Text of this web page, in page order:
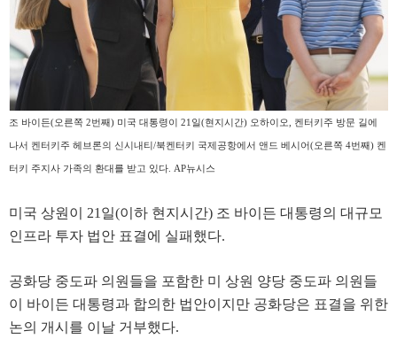
조 바이든(오른쪽 2번째) 미국 대통령이 21일(현지시간) 오하이오, 켄터키주 방문 길에
나서 켄터키주 헤브론의 신시내티/북켄터키 국제공항에서 앤드 베시어(오른쪽 4번째) 켄
터키 주지사 가족의 환대를 받고 있다. AP뉴시스
미국 상원이 21일(이하 현지시간) 조 바이든 대통령의 대규모
인프라 투자 법안 표결에 실패했다.
공화당 중도파 의원들을 포함한 미 상원 양당 중도파 의원들
이 바이든 대통령과 합의한 법안이지만 공화당은 표결을 위한
논의 개시를 이날 거부했다.